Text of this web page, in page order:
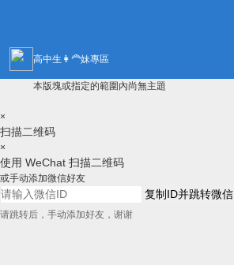
高中生👩‍🦰妹專區
本版塊或指定的範圍內尚無主題
×
扫描二维码
×
使用 WeChat 扫描二维码
或手动添加微信好友
复制ID并跳转微信
请跳转后，手动添加好友，谢谢